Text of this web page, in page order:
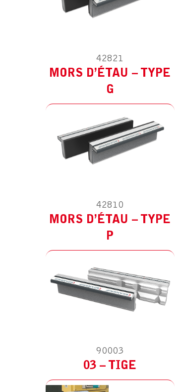
42821
MORS D’ÉTAU – TYPE
G
42810
MORS D’ÉTAU – TYPE
P
MODÈLE :POUR AUTRES
90003
03 – TIGE